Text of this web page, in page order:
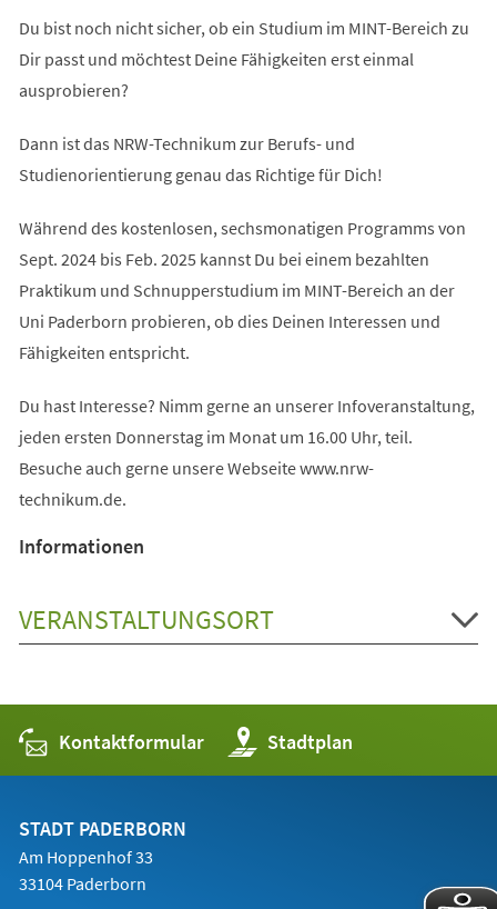
Du bist noch nicht sicher, ob ein Studium im MINT-Bereich zu
Dir passt und möchtest Deine Fähigkeiten erst einmal
ausprobieren?
Dann ist das NRW-Technikum zur Berufs- und
Studienorientierung genau das Richtige für Dich!
Während des kostenlosen, sechsmonatigen Programms von
Sept. 2024 bis Feb. 2025 kannst Du bei einem bezahlten
Praktikum und Schnupperstudium im MINT-Bereich an der
Uni Paderborn probieren, ob dies Deinen Interessen und
Fähigkeiten entspricht.
Du hast Interesse? Nimm gerne an unserer Infoveranstaltung,
jeden ersten Donnerstag im Monat um 16.00 Uhr, teil.
Besuche auch gerne unsere Webseite www.nrw-
technikum.de.
Informationen
VERANSTALTUNGSORT
Kontaktformular Stadtplan
(Öffnet
in
einem
STADT PADERBORN
Am Hoppenhof 33
33104 Paderborn